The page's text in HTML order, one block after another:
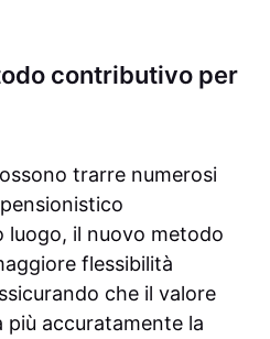
contributivo per
trarre numerosi
il nuovo metodo
flessibilità
che il valore
accuratamente la